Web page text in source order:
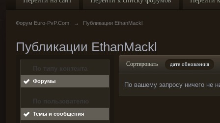
Форум Euro-PvP.Com → Публикации EthanMackl
Публикации EthanMackl
По типу контента
Форумы
По пользователю
Темы и сообщения
Сортировать дате обновления
По вашему запросу ничего не